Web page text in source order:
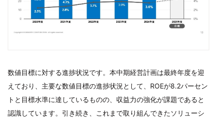
数値目標に対する進捗状況です。本中期経営計画は最終年度を迎
えており、主要な数値目標の進捗状況として、ROEが8.2パーセン
トと目標水準に達しているものの、収益力の強化が課題であると
認識しています。引き続き、これまで取り組んできたソリューシ